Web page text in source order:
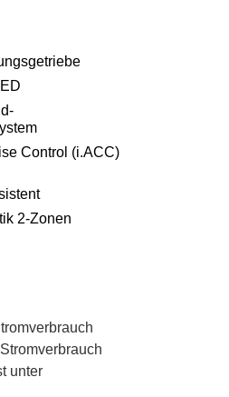
Control (i.ACC)
2-Zonen
unter